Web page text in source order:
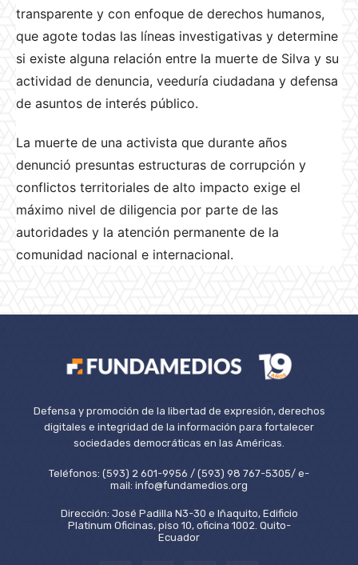
transparente y con enfoque de derechos humanos,
que agote todas las líneas investigativas y determine
si existe alguna relación entre la muerte de Silva y su
actividad de denuncia, veeduría ciudadana y defensa
de asuntos de interés público.
La muerte de una activista que durante años
denunció presuntas estructuras de corrupción y
conflictos territoriales de alto impacto exige el
máximo nivel de diligencia por parte de las
autoridades y la atención permanente de la
comunidad nacional e internacional.
Defensa y promoción de la libertad de expresión, derechos
digitales e integridad de la información para fortalecer
sociedades democráticas en las Américas.
Teléfonos: (593) 2 601-9956 / (593) 98 767-5305/ e-
mail: info@fundamedios.org
Dirección: José Padilla N3-30 e Iñaquito, Edificio
Platinum Oficinas, piso 10, oficina 1002. Quito-
Ecuador